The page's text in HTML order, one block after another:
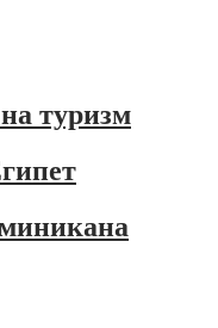
туризм